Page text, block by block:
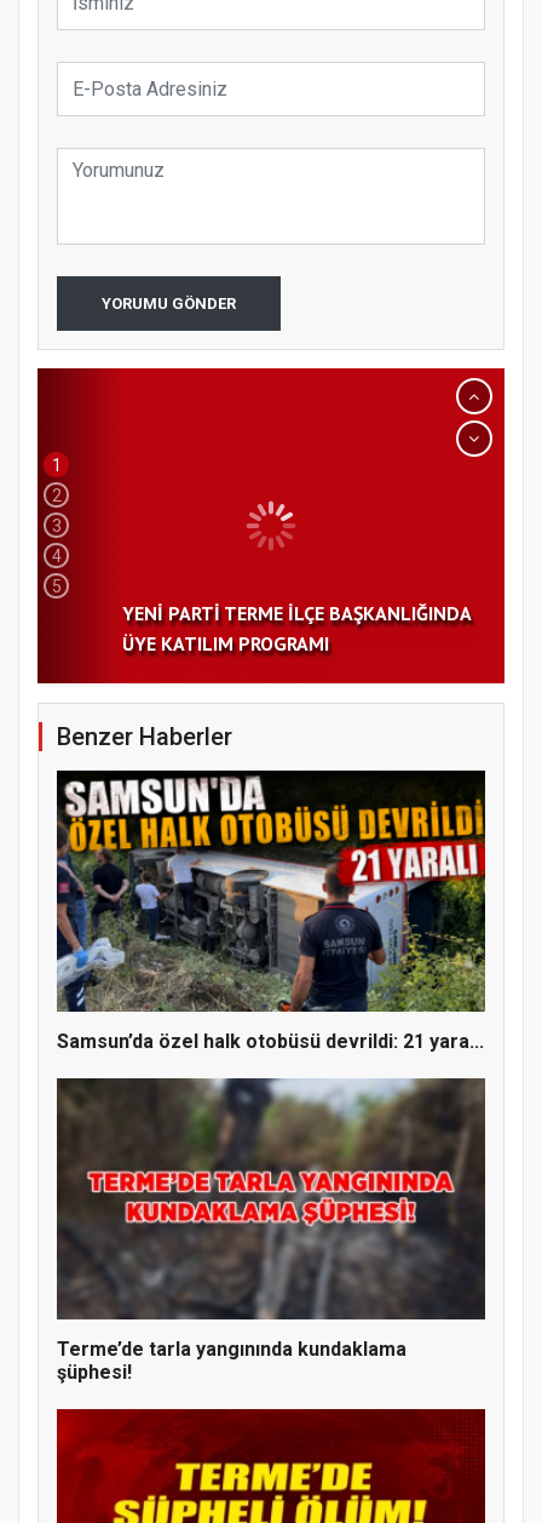
YORUMU GÖNDER
YENİ PARTİ TERME İLÇE BAŞKANLIĞINDA
ÜYE KATILIM PROGRAMI
1
2
3
4
5
Benzer Haberler
Samsun’da özel halk otobüsü devrildi: 21 yara...
Terme’de tarla yangınında kundaklama
şüphesi!